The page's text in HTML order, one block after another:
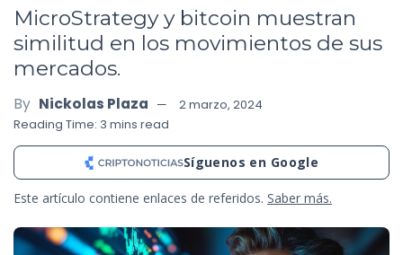
MicroStrategy y bitcoin muestran
similitud en los movimientos de sus
mercados.
By Nickolas Plaza
2 marzo, 2024
Reading Time: 3 mins read
Síguenos en Google
Este artículo contiene enlaces de referidos. Saber más.